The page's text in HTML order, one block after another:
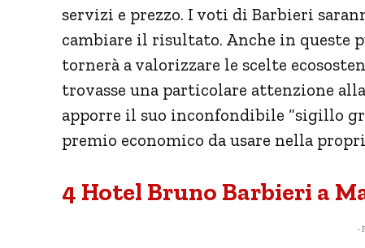
servizi e prezzo. I voti di Barbieri
cambiare il risultato. Anche in queste
tornerà a valorizzare le scelte
trovasse una particolare attenzione
apporre il suo inconfondibile “sigillo
premio economico da usare nella
4 Hotel Bruno Barbieri a
-